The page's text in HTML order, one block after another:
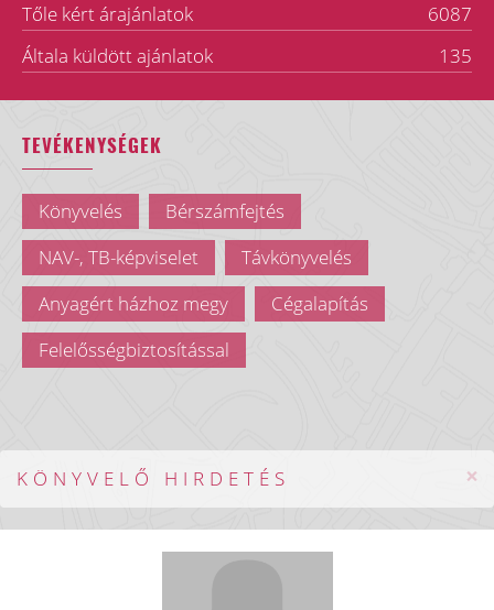
Tőle kért árajánlatok
6087
Általa küldött ajánlatok
135
TEVÉKENYSÉGEK
Könyvelés
Bérszámfejtés
NAV-, TB-képviselet
Távkönyvelés
Anyagért házhoz megy
Cégalapítás
Felelősségbiztosítással
×
KÖNYVELŐ HIRDETÉS